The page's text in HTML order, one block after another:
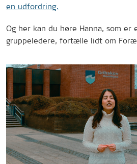
en udfordring.
Og her kan du høre Hanna, som er
gruppeledere, fortælle lidt om